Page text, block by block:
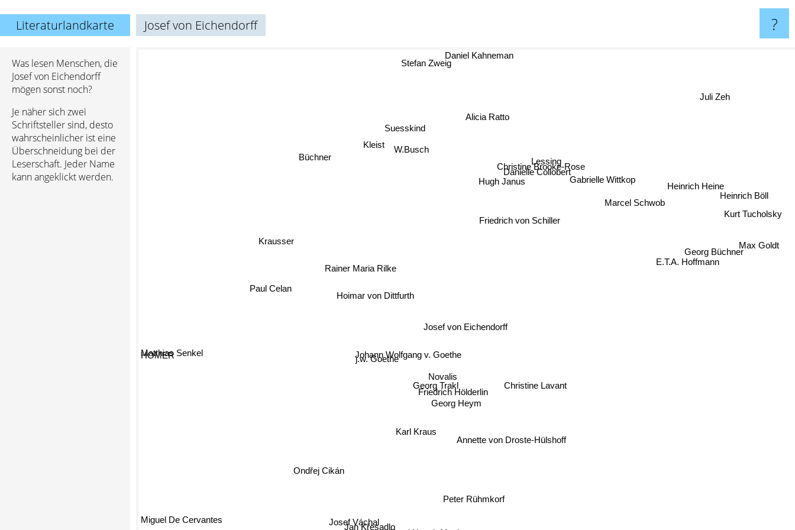
Literaturlandkarte Josef von Eichendorff ?
Was lesen Menschen, die
Josef von Eichendorff
mögen sonst noch?
Je näher sich zwei
Schriftsteller sind, desto
wahrscheinlicher ist eine
Überschneidung bei der
Leserschaft. Jeder Name
kann angeklickt werden.
Josef von Eichendorff
Georg Heym
Johann Wolfgang v. Goethe
Hoimar von Dittfurth
j.w. Goethe
Novalis
Georg Trakl
Annette von Droste-Hülshoff
Friedrich Hölderlin
Christine Lavant
Ondřej Cikán
Karl Kraus
Friedrich von Schiller
Hugh Janus
Rainer Maria Rilke
W.Busch
Lessing
Krausser
Peter Rühmkorf
Jan Křesadlo
Suesskind
Alicia Ratto
Josef Váchal
Büchner
Christine Brooke-Rose
Danielle Collobert
Kleist
Gabrielle Wittkop
E.T.A. Hoffmann
Georg Büchner
Paul Celan
Matthias Senkel
Heinrich Heine
Juli Zeh
Heinrich Böll
HOMER
Miguel De Cervantes
Kurt Tucholsky
Daniel Kahneman
Stefan Zweig